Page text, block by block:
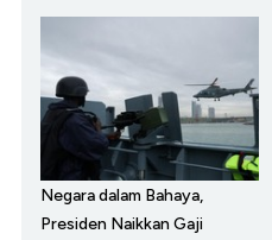
Negara dalam Bahaya,
Presiden Naikkan Gaji